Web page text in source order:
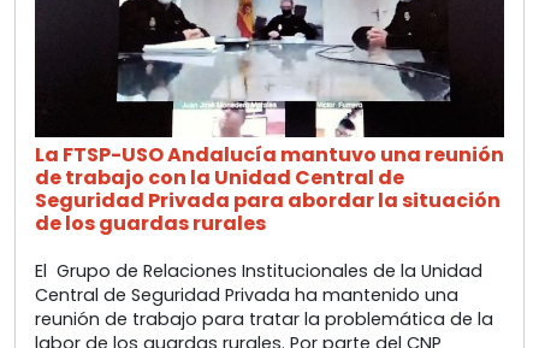
La FTSP-USO Andalucía mantuvo una reunión
de trabajo con la Unidad Central de
Seguridad Privada para abordar la situación
de los guardas rurales
El Grupo de Relaciones Institucionales de la Unidad
Central de Seguridad Privada ha mantenido una
reunión de trabajo para tratar la problemática de la